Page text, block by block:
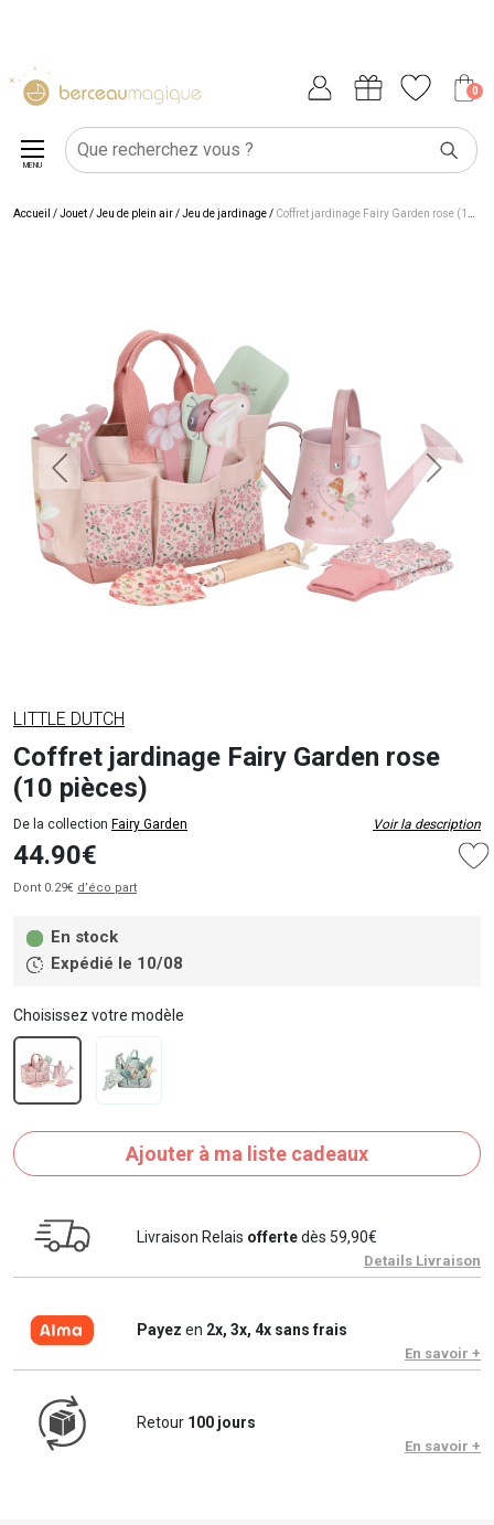
0
MENU
Accueil /Jouet/Jeu de plein air/Jeu de jardinage/ Coffret jardinage Fairy Garden rose (10 pièces)
LITTLE DUTCH
Coffret jardinage Fairy Garden rose
(10 pièces)
De la collection Fairy Garden Voir la description
44.90€
Dont 0.29€ d’éco part
En stock
Expédié le 10/08
Choisissez votre modèle
Ajouter à ma liste cadeaux
Livraison Relais offertedès 59,90€
Details Livraison
Payez en 2x, 3x, 4x sans frais
En savoir +
Retour 100 jours
En savoir +